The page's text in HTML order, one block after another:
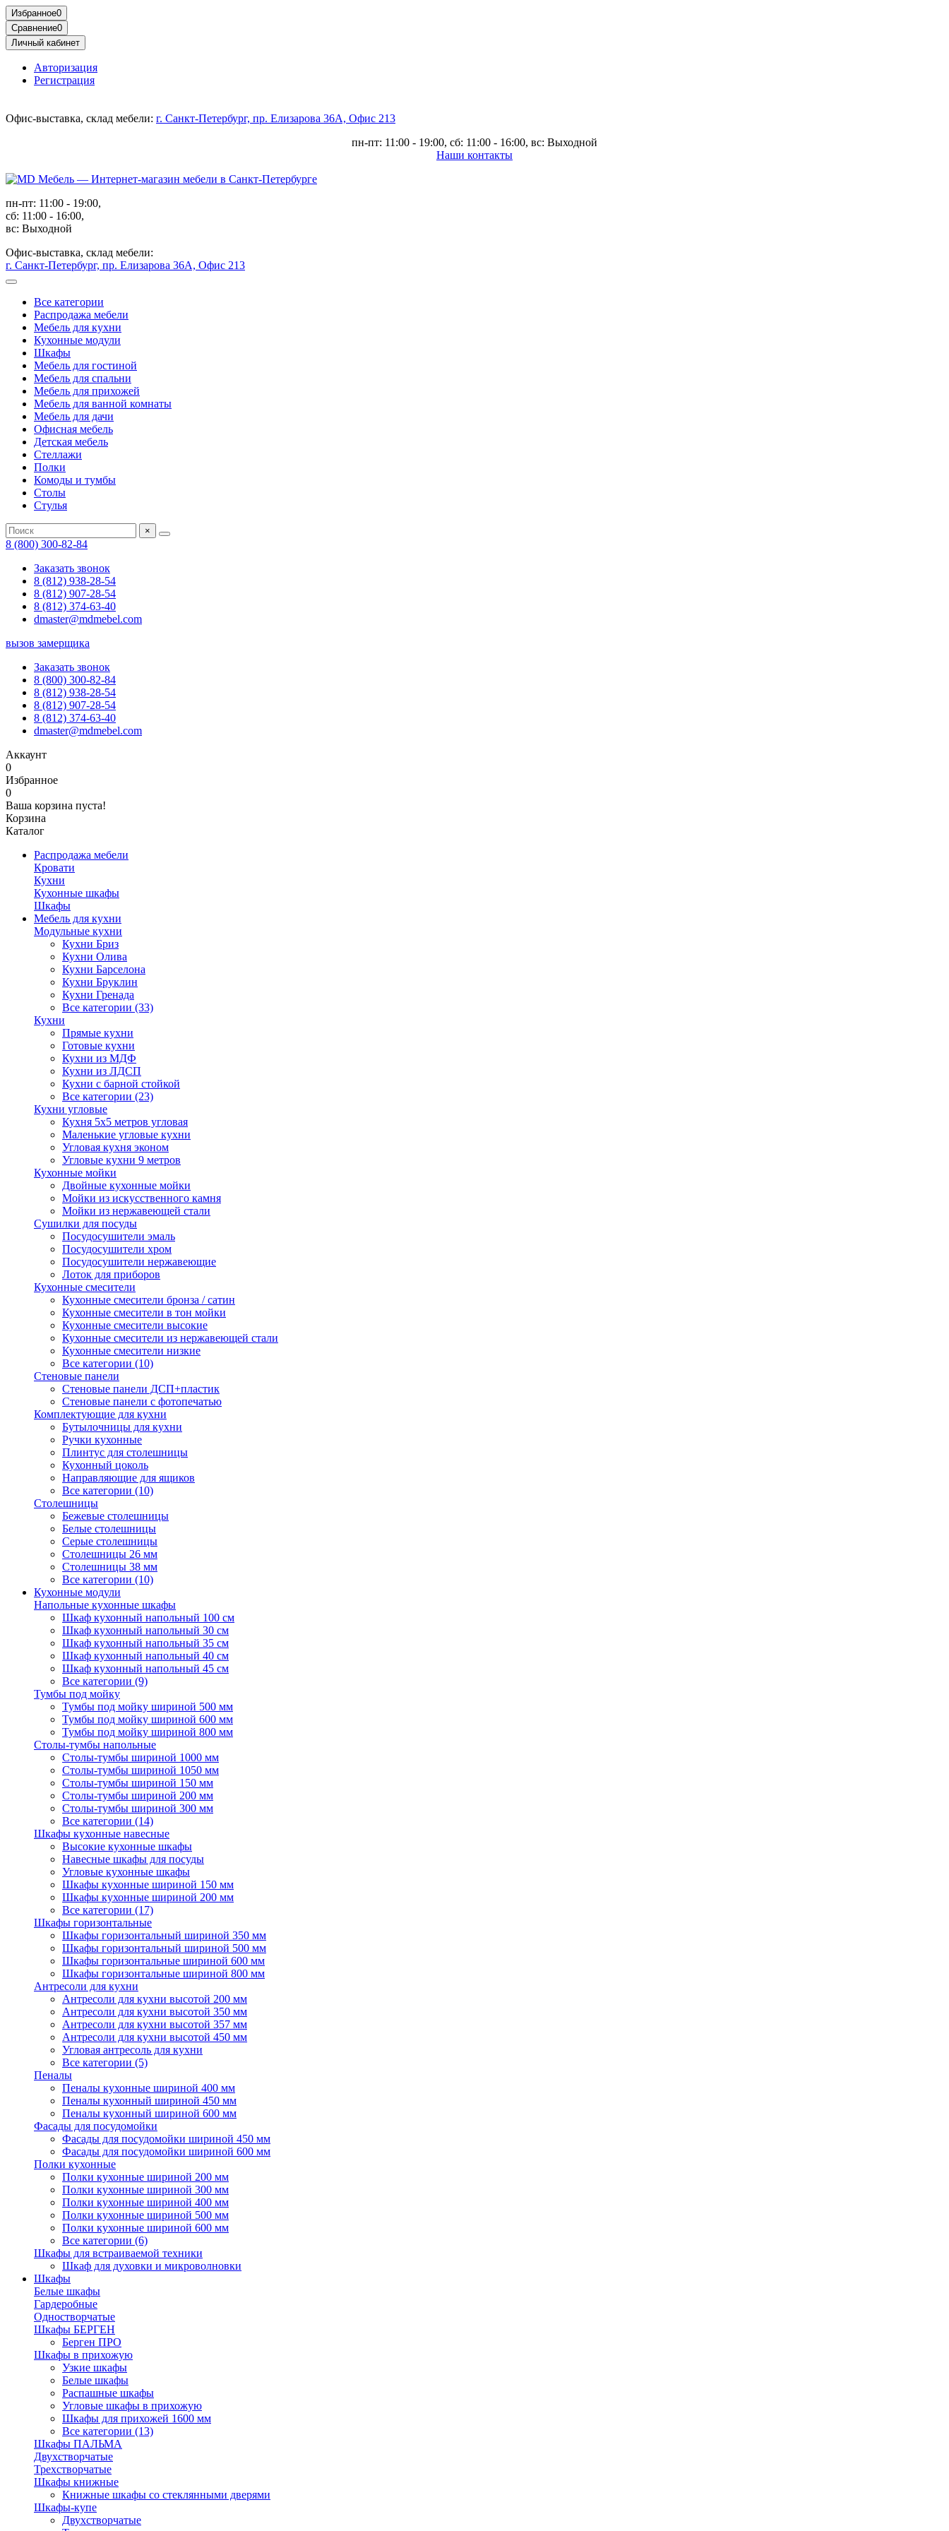
Избранное0
Сравнение0
Личный кабинет
Авторизация
Регистрация
Офис-выставка, склад мебели: г. Санкт-Петербург, пр. Елизарова 36А, Офис 213
пн-пт: 11:00 - 19:00, сб: 11:00 - 16:00, вс: Выходной
Наши контакты
пн-пт: 11:00 - 19:00,
сб: 11:00 - 16:00,
вс: Выходной
Офис-выставка, склад мебели:
г. Санкт-Петербург, пр. Елизарова 36А, Офис 213
Все категории
Распродажа мебели
Мебель для кухни
Кухонные модули
Шкафы
Мебель для гостиной
Мебель для спальни
Мебель для прихожей
Мебель для ванной комнаты
Мебель для дачи
Офисная мебель
Детская мебель
Стеллажи
Полки
Комоды и тумбы
Столы
Стулья
×
8 (800) 300-82-84
Заказать звонок
8 (812) 938-28-54
8 (812) 907-28-54
8 (812) 374-63-40
dmaster@mdmebel.com
вызов замерщика
Заказать звонок
8 (800) 300-82-84
8 (812) 938-28-54
8 (812) 907-28-54
8 (812) 374-63-40
dmaster@mdmebel.com
Аккаунт
0
Избранное
0
Ваша корзина пуста!
Корзина
Каталог
Распродажа мебели
Кровати
Кухни
Кухонные шкафы
Шкафы
Мебель для кухни
Модульные кухни
Кухни Бриз
Кухни Олива
Кухни Барселона
Кухни Бруклин
Кухни Гренада
Все категории (33)
Кухни
Прямые кухни
Готовые кухни
Кухни из МДФ
Кухни из ЛДСП
Кухни с барной стойкой
Все категории (23)
Кухни угловые
Кухня 5х5 метров угловая
Маленькие угловые кухни
Угловая кухня эконом
Угловые кухни 9 метров
Кухонные мойки
Двойные кухонные мойки
Мойки из искусственного камня
Мойки из нержавеющей стали
Сушилки для посуды
Посудосушители эмаль
Посудосушители хром
Посудосушители нержавеющие
Лоток для приборов
Кухонные смесители
Кухонные смесители бронза / сатин
Кухонные смесители в тон мойки
Кухонные смесители высокие
Кухонные смесители из нержавеющей стали
Кухонные смесители низкие
Все категории (10)
Стеновые панели
Стеновые панели ДСП+пластик
Стеновые панели с фотопечатью
Комплектующие для кухни
Бутылочницы для кухни
Ручки кухонные
Плинтус для столешницы
Кухонный цоколь
Направляющие для ящиков
Все категории (10)
Столешницы
Бежевые столешницы
Белые столешницы
Серые столешницы
Столешницы 26 мм
Столешницы 38 мм
Все категории (10)
Кухонные модули
Напольные кухонные шкафы
Шкаф кухонный напольный 100 см
Шкаф кухонный напольный 30 см
Шкаф кухонный напольный 35 см
Шкаф кухонный напольный 40 см
Шкаф кухонный напольный 45 см
Все категории (9)
Тумбы под мойку
Тумбы под мойку шириной 500 мм
Тумбы под мойку шириной 600 мм
Тумбы под мойку шириной 800 мм
Столы-тумбы напольные
Столы-тумбы шириной 1000 мм
Столы-тумбы шириной 1050 мм
Столы-тумбы шириной 150 мм
Столы-тумбы шириной 200 мм
Столы-тумбы шириной 300 мм
Все категории (14)
Шкафы кухонные навесные
Высокие кухонные шкафы
Навесные шкафы для посуды
Угловые кухонные шкафы
Шкафы кухонные шириной 150 мм
Шкафы кухонные шириной 200 мм
Все категории (17)
Шкафы горизонтальные
Шкафы горизонтальный шириной 350 мм
Шкафы горизонтальный шириной 500 мм
Шкафы горизонтальные шириной 600 мм
Шкафы горизонтальные шириной 800 мм
Антресоли для кухни
Антресоли для кухни высотой 200 мм
Антресоли для кухни высотой 350 мм
Антресоли для кухни высотой 357 мм
Антресоли для кухни высотой 450 мм
Угловая антресоль для кухни
Все категории (5)
Пеналы
Пеналы кухонные шириной 400 мм
Пеналы кухонный шириной 450 мм
Пеналы кухонный шириной 600 мм
Фасады для посудомойки
Фасады для посудомойки шириной 450 мм
Фасады для посудомойки шириной 600 мм
Полки кухонные
Полки кухонные шириной 200 мм
Полки кухонные шириной 300 мм
Полки кухонные шириной 400 мм
Полки кухонные шириной 500 мм
Полки кухонные шириной 600 мм
Все категории (6)
Шкафы для встраиваемой техники
Шкаф для духовки и микроволновки
Шкафы
Белые шкафы
Гардеробные
Одностворчатые
Шкафы БЕРГЕН
Берген ПРО
Шкафы в прихожую
Узкие шкафы
Белые шкафы
Распашные шкафы
Угловые шкафы в прихожую
Шкафы для прихожей 1600 мм
Все категории (13)
Шкафы ПАЛЬМА
Двухстворчатые
Трехстворчатые
Шкафы книжные
Книжные шкафы со стеклянными дверями
Шкафы-купе
Двухстворчатые